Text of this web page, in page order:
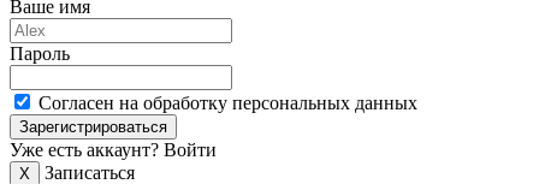
Ваше имя
Пароль
Согласен на обработку персональных данных
Зарегистрироваться
Уже есть аккаунт? Войти
X
Записаться